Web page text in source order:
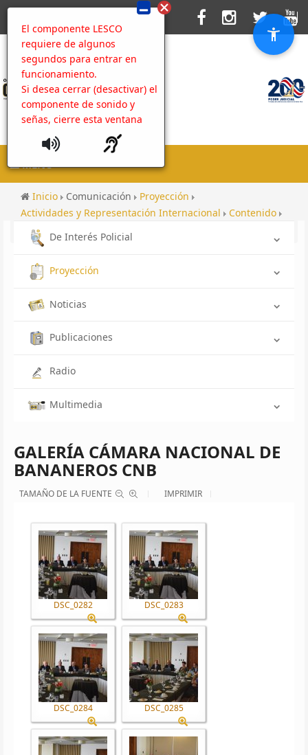
El componente LESCO
requiere de algunos
segundos para entrar en
funcionamiento.
Si desea cerrar (desactivar) el
componente de sonido y
señas, cierre esta ventana
MENU
Inicio Comunicación
Proyección
Actividades y Representación Internacional
Contenido
Galería Cámara Nacional de Bananeros CNB
De Interés Policial
Proyección
Noticias
Publicaciones
Radio
Multimedia
GALERÍA CÁMARA NACIONAL DE
BANANEROS CNB
TAMAÑO DE LA FUENTE IMPRIMIR
DSC_0282 DSC_0283
DSC_0284 DSC_0285